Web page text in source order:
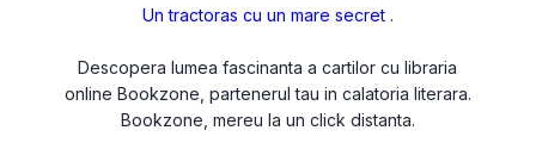
Un tractoras cu un mare secret .
Descopera lumea fascinanta a cartilor cu libraria
online Bookzone, partenerul tau in calatoria literara.
Bookzone, mereu la un click distanta.